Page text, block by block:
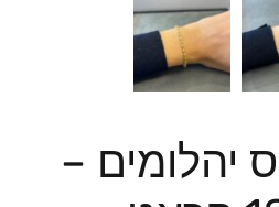
יהלומים –